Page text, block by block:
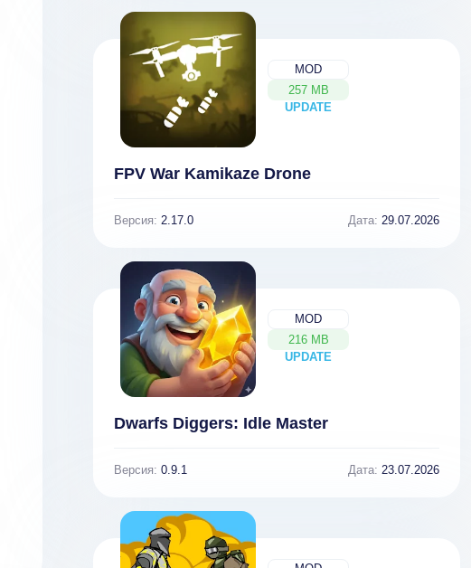
MOD
257 MB
UPDATE
NEW
FPV War Kamikaze Drone
Версия: 2.17.0 Дата: 29.07.2026
MOD
216 MB
UPDATE
NEW
Dwarfs Diggers: Idle Master
Версия: 0.9.1 Дата: 23.07.2026